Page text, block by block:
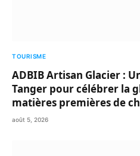
TOURISME
ADBIB Artisan Glacier :
Tanger pour célébrer la
matières premières de
août 5, 2026